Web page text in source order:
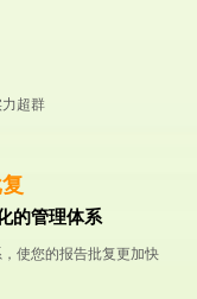
超群
的管理体系
使您的报告批复更加快